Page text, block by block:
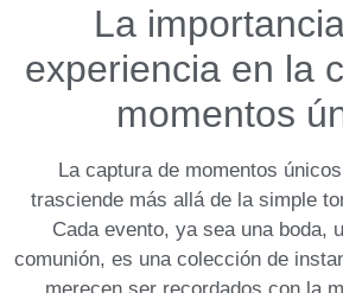
La
experiencia en la
‌momentos
La captura de momentos
trasciende más allá de la simple
Cada evento, ya sea una boda,
comunión, es una colección ‌de